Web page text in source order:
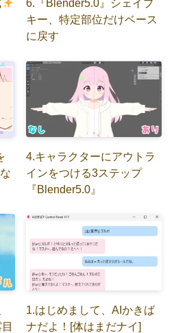
6.『Blender5.0』シェイプ
キー、特定部位だけベース
に戻す
4.キャラクターにアウトラ
インをつける3ステップ
『Blender5.0』
1.はじめまして、AIかきば
ナだよ！[体はまだナイ]